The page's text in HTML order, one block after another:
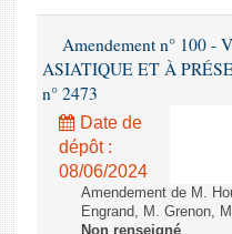
Baromètre de l’application
Dossiers législatifs
Questions écrites et orales
Comptes rendus des débats
Amendement n° 100
ASIATIQUE ET À
n° 2473
Date de
dépôt :
08/06/2024
Amendement de M.
Engrand, M. Grenon,
Non renseigné